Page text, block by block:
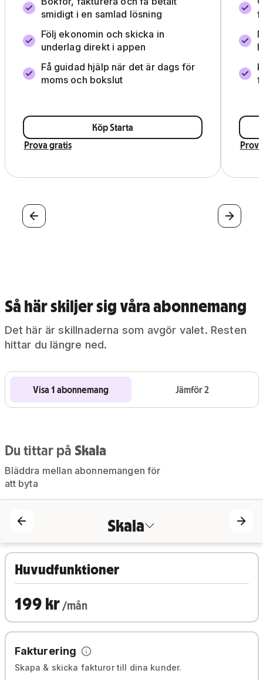
Köp Starta
Prova gratis
smidigt i en samlad lösning
Följ ekonomin och skicka in
underlag direkt i appen
Få guidad hjälp när det är dags för
moms och bokslut
Föregående Nästa
Så här skiljer sig våra abonnemang
Det här är skillnaderna som avgör valet. Resten
hittar du längre ned.
Visa 1 abonnemang Jämför 2
Du tittar på Skala
Bläddra mellan abonnemangen för
att byta
Skala
Huvudfunktioner
199 kr/mån
Fakturering
Skapa & skicka fakturor till dina kunder.